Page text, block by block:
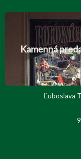
Kamenná
Ľuboslava